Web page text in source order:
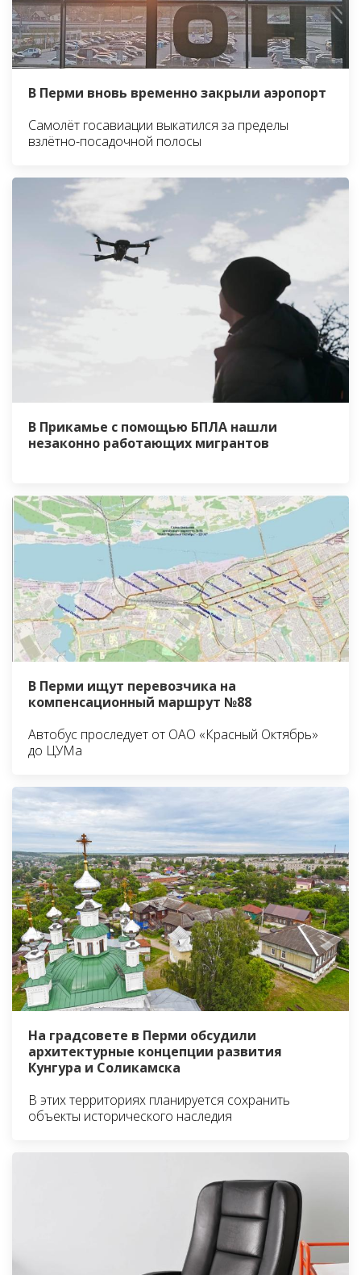
В Перми вновь временно закрыли аэропорт
Самолёт госавиации выкатился за пределы
взлётно-посадочной полосы
В Прикамье с помощью БПЛА нашли
незаконно работающих мигрантов
В Перми ищут перевозчика на
компенсационный маршрут №88
Автобус проследует от ОАО «Красный Октябрь»
до ЦУМа
На градсовете в Перми обсудили
архитектурные концепции развития
Кунгура и Соликамска
В этих территориях планируется сохранить
объекты исторического наследия